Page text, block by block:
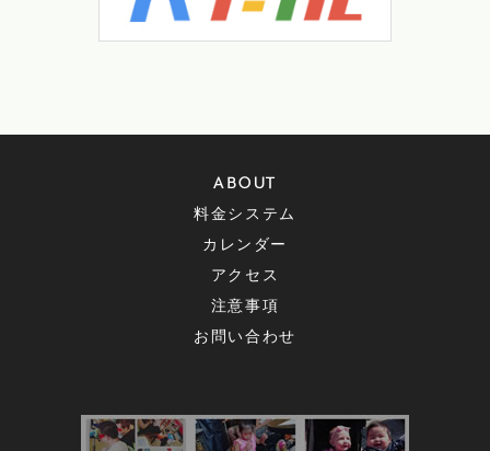
ABOUT
料金システム
カレンダー
アクセス
注意事項
お問い合わせ